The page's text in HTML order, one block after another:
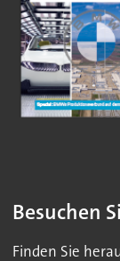
Besuchen
Finden Sie